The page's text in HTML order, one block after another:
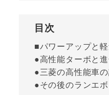
目次
■パワーアップと
●高性能ターボと
●三菱の高性能車
●その後のランエ